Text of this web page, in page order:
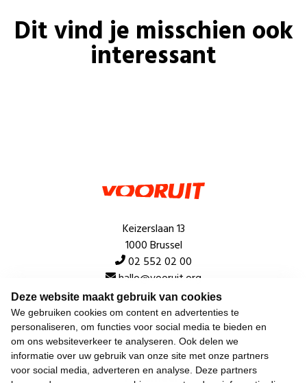
Deze website maakt gebruik van cookies
We gebruiken cookies om content en advertenties te
personaliseren, om functies voor social media te bieden en
om ons websiteverkeer te analyseren. Ook delen we
informatie over uw gebruik van onze site met onze partners
voor social media, adverteren en analyse. Deze partners
Dit vind je misschien ook
interessant
Keizerslaan 13
1000 Brussel
02 552 02 00
hallo@vooruit.org
Snel
Over de beweging
Algemeen